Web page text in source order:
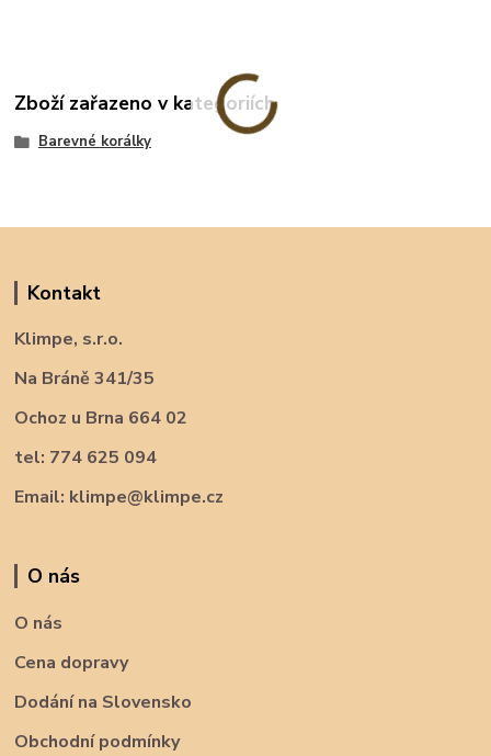
Zboží zařazeno v kategoriích
Barevné korálky
Kontakt
Klimpe, s.r.o.
Na Bráně 341/35
Ochoz u Brna 664 02
tel: 774 625 094
Email: klimpe@klimpe.cz
O nás
O nás
Cena dopravy
Dodání na Slovensko
Obchodní podmínky